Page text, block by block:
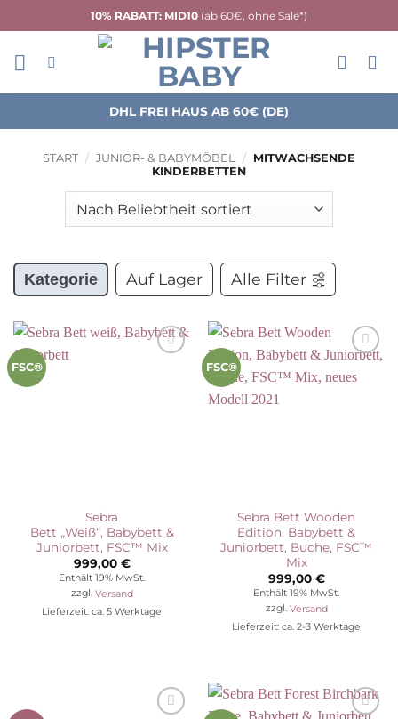
Inhalt
springen
10% RABATT: MID10 (ab 60€, ohne Sale*)
DHL FREI HAUS AB 60€ (DE)
START / JUNIOR- & BABYMÖBEL /
MITWACHSENDE
KINDERBETTEN
Kategorie Auf Lager Alle Filter
FSC®
Sebra
Bett „Weiß“, Babybett &
Juniorbett, FSC™ Mix
999,00 €
Enthält 19% MwSt.
zzgl. Versand
Lieferzeit: ca. 5 Werktage
FSC®
Wunschliste
Sebra Bett Wooden
Edition, Babybett &
Juniorbett, Buche, FSC™
Mix
999,00 €
Enthält 19% MwSt.
zzgl. Versand
Lieferzeit: ca. 2-3 Werktage